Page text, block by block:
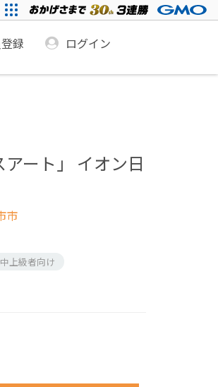
録 ログイン
ート」 イオン日
市
中上級者向け